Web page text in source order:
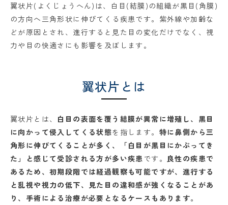
翼状片(よくじょうへん)は、白目(結膜)の組織が黒目(角膜)
の方向へ三角形状に伸びてくる疾患です。紫外線や加齢な
どが原因とされ、進行すると見た目の変化だけでなく、視
力や目の快適さにも影響を及ぼします。
翼状片とは
翼状片とは、 白目の表面を覆う結膜が異常に増殖し、黒目
に向かって侵入してくる状態を指します。 特に鼻側から三
角形に伸びてくることが多く、「白目が黒目にかぶってき
た」と感じて受診される方が多い疾患 です。良性の疾患で
あるため、初期段階では経過観察も可能ですが、進行する
と乱視や視力の低下、見た目の違和感が強くなることがあ
り、手術による治療が必要となるケースもあります。